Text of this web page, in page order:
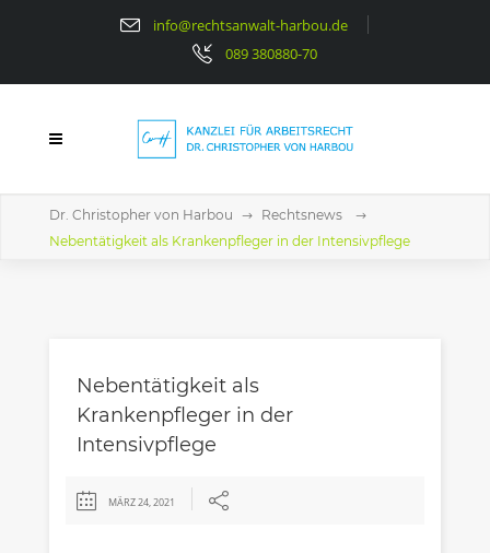
info@rechtsanwalt-harbou.de
089 380880-70
Dr. Christopher von Harbou
Rechtsnews
Nebentätigkeit als Krankenpfleger in der Intensivpflege
Nebentätigkeit als
Krankenpfleger in der
Intensivpflege
MÄRZ 24, 2021